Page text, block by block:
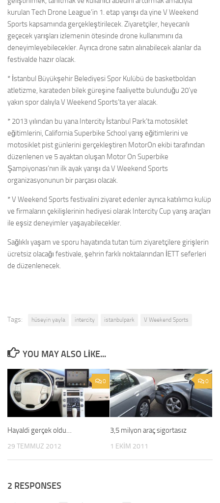
kurulan Tech Drone League’in 1. etap yarışı da yine V Weekend
Sports kapsamında gerçekleştirilecek. Ziyaretçiler, heyecanlı
geçecek yarışları izlemenin ötesinde drone kullanımını da
deneyimleyebilecekler. Ayrıca drone satın alınabilecek alanlar da
festivalde hazır olacak.
* İstanbul Büyükşehir Belediyesi Spor Kulübü de basketboldan
atletizme, karateden bilek güreşine faaliyette bulunduğu 20’ye
yakın spor dalıyla V Weekend Sports’ta yer alacak.
* 2013 yılından bu yana Intercity İstanbul Park’ta motosiklet
eğitimlerini, California Superbike School yarış eğitimlerini ve
motosiklet pist günlerini gerçekleştiren MotorOn ekibi tarafından
düzenlenen ve 5 ayaktan oluşan Motor On Superbike
Şampiyonası’nın ilk ayak yarışı da V Weekend Sports
organizasyonunun bir parçası olacak.
* V Weekend Sports festivalini ziyaret edenler ayrıca katılımcı kulüp
ve firmaların çekilişlerinin hediyesi olarak Intercity Cup yarış araçları
ile eşsiz deneyimler yaşayabilecekler.
Sağlıklı yaşam ve sporu hayatında tutan tüm ziyaretçilere girişlerin
ücretsiz olacağı festivale, şehrin farklı noktalarından İETT seferleri
de düzenlenecek.
Tags: hüseyin yayla intercity istanbulpark V Weekend Sports
YOU MAY ALSO LIKE...
0
Hayaldi gerçek oldu…
29 TEMMUZ 2012
0
3,5 milyon araç sigortasız
1 EKIM 2011
2 RESPONSES